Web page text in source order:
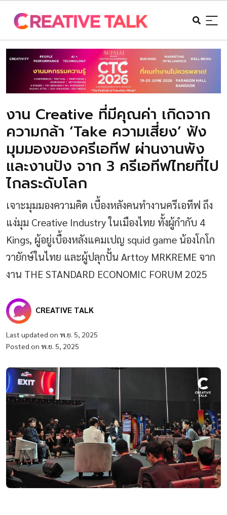
งาน Creative ที่มีคุณค่า เกิดจาก
ความกล้า ‘Take ความเสี่ยง’ ฟัง
มุมมองของครีเอทีฟ ผ่านงานพัง
และงานปัง จาก 3 ครีเอทีฟไทยที่ไป
ไกลระดับโลก
เจาะมุมมองความคิด เบื้องหลังคนทำงานครีเอทีฟ ถึง
แง่มุม Creative Industry ในเมืองไทย ทั้งผู้กำกับ 4
Kings, ผู้อยู่เบื้องหลังแคมเปญ squid game น้องโกโก
วายักษ์ในไทย และผู้ปลุกปั้น Arttoy MRKREME จาก
งาน THE STANDARD ECONOMIC FORUM 2025
CREATIVE TALK
Last updated on พ.ย. 5, 2025
Posted on พ.ย. 5, 2025